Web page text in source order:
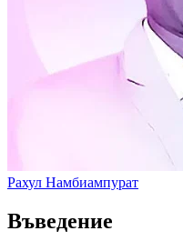
Рахул Намбиампурат
Въведение